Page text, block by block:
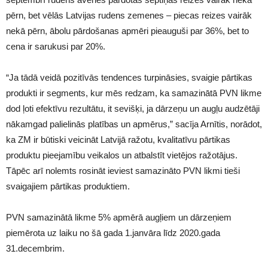
pērn, bet vēlās Latvijas rudens zemenes – piecas reizes vairāk
nekā pērn, ābolu pārdošanas apmēri pieauguši par 36%, bet to
cena ir sarukusi par 20%.
“Ja tādā veidā pozitīvās tendences turpināsies, svaigie pārtikas
produkti ir segments, kur mēs redzam, ka samazinātā PVN likme
dod ļoti efektīvu rezultātu, it sevišķi, ja dārzeņu un augļu audzētāji
nākamgad palielinās platības un apmērus,” sacīja Arnītis, norādot,
ka ZM ir būtiski veicināt Latvijā ražotu, kvalitatīvu pārtikas
produktu pieejamību veikalos un atbalstīt vietējos ražotājus.
Tāpēc arī nolemts rosināt ieviest samazināto PVN likmi tieši
svaigajiem pārtikas produktiem.
PVN samazinātā likme 5% apmērā augļiem un dārzeņiem
piemērota uz laiku no šā gada 1.janvāra līdz 2020.gada
31.decembrim.